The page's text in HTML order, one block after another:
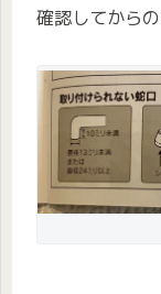
確認してから